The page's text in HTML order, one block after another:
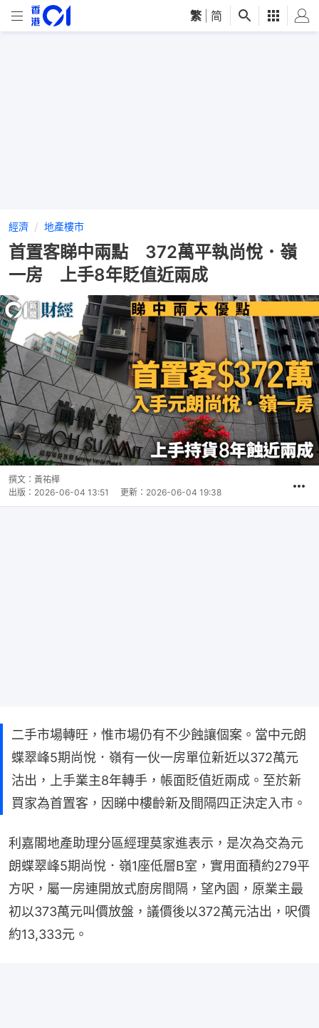
繁 简
經濟 地產樓市
首置客睇中兩點 372萬平執尚悅．嶺
一房 上手8年貶值近兩成
撰文： 黃祐樺
出版： 2026-06-04 13:51 更新： 2026-06-04 19:38
二手市場轉旺，惟市場仍有不少蝕讓個案。當中元朗
蝶翠峰5期尚悅．嶺有一伙一房單位新近以372萬元
沽出，上手業主8年轉手，帳面貶值近兩成。至於新
買家為首置客，因睇中樓齡新及間隔四正決定入市。
利嘉閣地產助理分區經理莫家進表示，是次為交為元
朗蝶翠峰5期尚悅．嶺1座低層B室，實用面積約279平
方呎，屬一房連開放式廚房間隔，望內園，原業主最
初以373萬元叫價放盤，議價後以372萬元沽出，呎價
約13,333元。